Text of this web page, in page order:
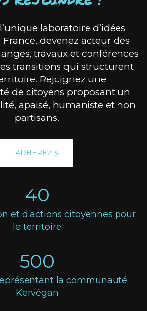
laboratoire d’idées
devenez acteur des
travaux et conférences
transitions qui structurent
Rejoignez une
de citoyens proposant un
apaisé, humaniste et non
partisans.
ADHÉREZ
40
et d'actions citoyennes pour
le territoire
500
la communauté
Kervégan